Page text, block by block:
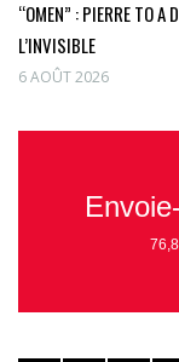
“OMEN” : PIERRE TO A
L’INVISIBLE
6 AOÛT 2026